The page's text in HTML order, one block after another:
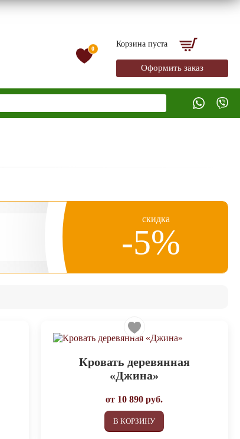
0
Корзина пуста
Оформить заказ
скидка
-5%
Кровать деревянная
«Джина»
от 10 890 руб.
В КОРЗИНУ